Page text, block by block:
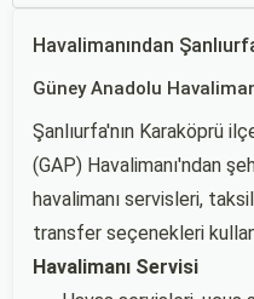
Havalimanından
Güney Anadolu
Şanlıurfa'nın Karaköprü
(GAP) Havalimanı'ndan
havalimanı servisleri,
transfer seçenekleri
Havalimanı Servisi